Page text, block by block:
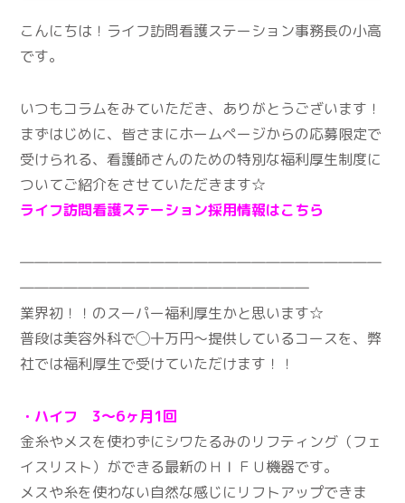
こんにちは！ライフ訪問看護ステーション事務長の小高
です。
いつもコラムをみていただき、ありがとうございます！
まずはじめに、皆さまにホームページからの応募限定で
受けられる、看護師さんのための特別な福利厚生制度に
ついてご紹介をさせていただきます☆
ライフ訪問看護ステーション採用情報はこちら
―――――――――――――――――――――――――
――――――――――――――――――――
業界初！！のスーパー福利厚生かと思います☆
普段は美容外科で◯十万円〜提供しているコースを、弊
社では福利厚生で受けていただけます！！
・ハイフ 3～6ヶ月1回
金糸やメスを使わずにシワたるみのリフティング（フェ
イスリスト）ができる最新のＨＩＦＵ機器です。
メスや糸を使わない自然な感じにリフトアップできま